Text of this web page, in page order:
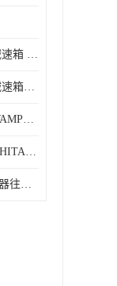
BOSTON GERA 齿轮减速箱 F710-40-B4-G
BOSTON GERA 齿轮减速箱F710-5-B4-J
WAMPFLER滑触线 | WAMPFLER碳刷进口特价
WICHITA制动器 | WICHITA离合器产品价格
德国NETTER气动振动器往复式NTK 18AL